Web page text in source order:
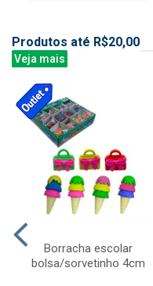
Produtos até R$20,00
Veja mais
Borracha escolar
bolsa/sorvetinho 4cm